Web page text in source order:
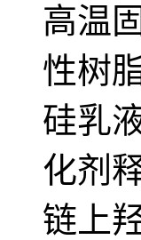
高温
性树
硅乳
化剂
链上